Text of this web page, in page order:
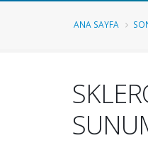
ANA SAYFA